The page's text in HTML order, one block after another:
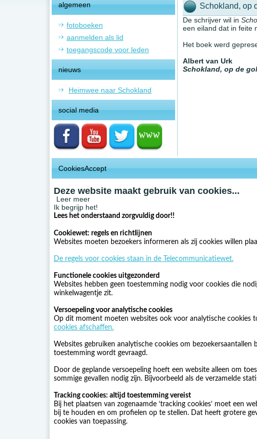
algemeen
fotoboeken
aanmelden als lid
toegangscode voor leden
nieuws
Heimwee naar Schokland
social media
Schokland, op
De schrijver wil in
een eiland dat in feite
Het boek werd
Albert van Urk
Schokland, op de
CookiesAccept
Deze website maakt gebruik van cookies...
Leer meer
Ik begrijp het!
Lees het onderstaand zorgvuldig door!!
Cookiewet: regels en richtlijnen
Websites moeten bezoekers informeren als zij cookies willen
De regels voor cookies staan in de Telecommunicatiewet.
Functionele cookies uitgezonderd
Websites hebben geen toestemming nodig voor cookies die
winkelwagentje zit.
Versoepeling voor analytische cookies
Op dit moment moeten websites ook voor analytische cookies
cookies afschaffen.
Websites gebruiken analytische cookies om
toestemming wordt gevraagd.
Door de geplande versoepeling hoeft een website alleen om
sommige gevallen nodig zijn. Bijvoorbeeld als de verzamelde
Tracking cookies: altijd toestemming vereist
Bij het plaatsen van zogenaamde ‘tracking cookies’ moet een
bij te houden en om profielen op te stellen. Dat heeft grotere
cookies van toepassing.